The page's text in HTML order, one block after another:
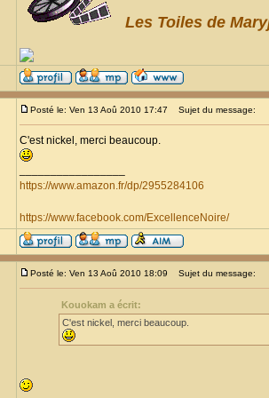
Les Toiles de
Posté le: Ven 13 Aoû 2010 17:47 Sujet du message:
C'est nickel, merci beaucoup.
https://www.amazon.fr/dp/2955284106
https://www.facebook.com/ExcellenceNoire/
Posté le: Ven 13 Aoû 2010 18:09 Sujet du message:
Kouokam a écrit:
C'est nickel, merci beaucoup.